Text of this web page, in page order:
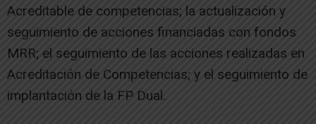
Acreditable de competencias; la actualización y
seguimiento de acciones financiadas con fondos
MRR; el seguimiento de las acciones realizadas en
Acreditación de Competencias; y el seguimiento de
implantación de la FP Dual.